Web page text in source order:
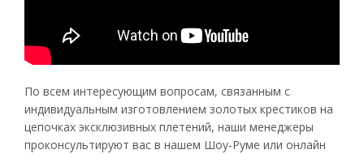
По всем интересующим вопросам, связанным с
индивидуальным изготовлением золотых крестиков на
цепочках эксклюзивных плетений, наши менеджеры
проконсультируют вас в нашем Шоу-Руме или онлайн